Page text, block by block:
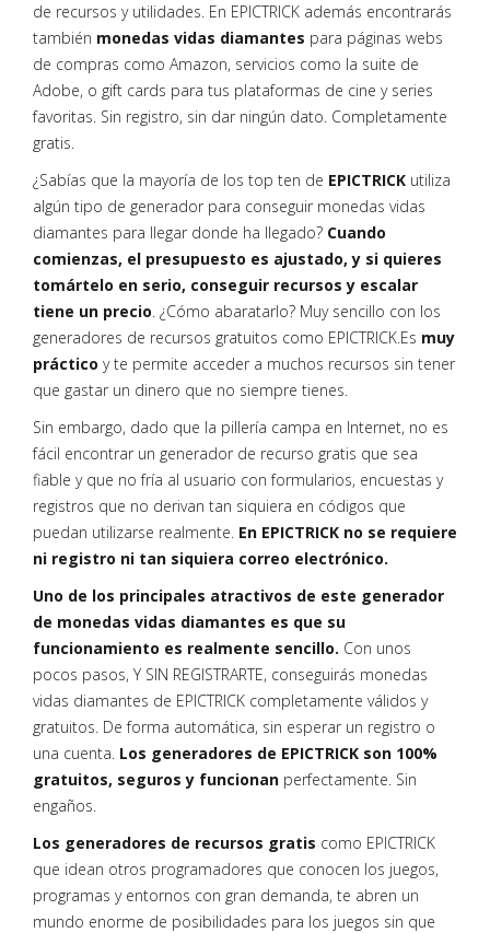
de recursos y utilidades. En EPICTRICK además encontrarás
también monedas vidas diamantes para páginas webs
de compras como Amazon, servicios como la suite de
Adobe, o gift cards para tus plataformas de cine y series
favoritas. Sin registro, sin dar ningún dato. Completamente
gratis.
¿Sabías que la mayoría de los top ten de EPICTRICK utiliza
algún tipo de generador para conseguir monedas vidas
diamantes para llegar donde ha llegado? Cuando
comienzas, el presupuesto es ajustado, y si quieres
tomártelo en serio, conseguir recursos y escalar
tiene un precio. ¿Cómo abaratarlo? Muy sencillo con los
generadores de recursos gratuitos como EPICTRICK.Es muy
práctico y te permite acceder a muchos recursos sin tener
que gastar un dinero que no siempre tienes.
Sin embargo, dado que la pillería campa en Internet, no es
fácil encontrar un generador de recurso gratis que sea
fiable y que no fría al usuario con formularios, encuestas y
registros que no derivan tan siquiera en códigos que
puedan utilizarse realmente. En EPICTRICK no se requiere
ni registro ni tan siquiera correo electrónico.
Uno de los principales atractivos de este generador
de monedas vidas diamantes es que su
funcionamiento es realmente sencillo. Con unos
pocos pasos, Y SIN REGISTRARTE, conseguirás monedas
vidas diamantes de EPICTRICK completamente válidos y
gratuitos. De forma automática, sin esperar un registro o
una cuenta. Los generadores de EPICTRICK son 100%
gratuitos, seguros y funcionan perfectamente. Sin
engaños.
Los generadores de recursos gratis como EPICTRICK
que idean otros programadores que conocen los juegos,
programas y entornos con gran demanda, te abren un
mundo enorme de posibilidades para los juegos sin que